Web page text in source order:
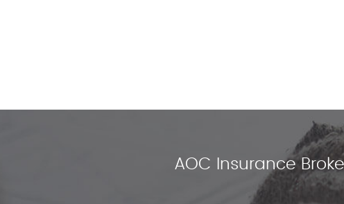
AOC Insurance